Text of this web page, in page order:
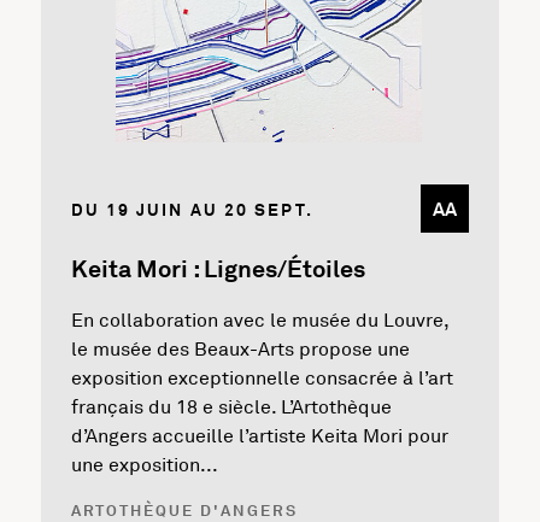
Keita Mori : Lignes/Étoiles
DU 19 JUIN AU 20 SEPT. AA
En collaboration avec le musée du Louvre,
le musée des Beaux-Arts propose une
exposition exceptionnelle consacrée à l’art
français du 18 e siècle. L’Artothèque
d’Angers accueille l’artiste Keita Mori pour
une exposition...
ARTOTHÈQUE D'ANGERS